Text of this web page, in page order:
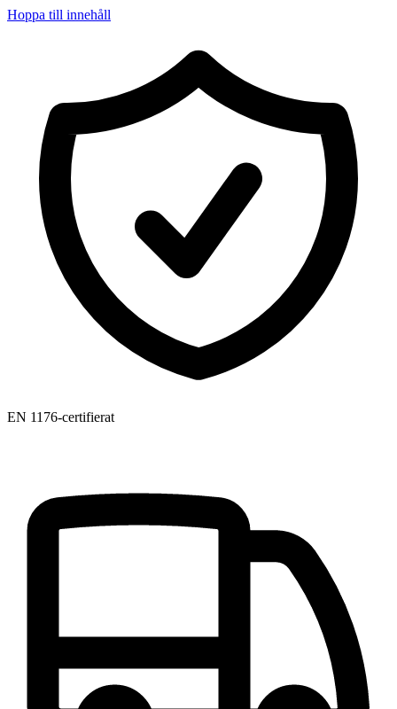
Hoppa till innehåll
EN 1176-certifierat